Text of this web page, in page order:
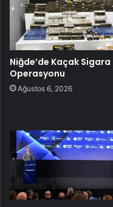
Niğde’de Kaçak Sigara
Operasyonu
Ağustos 6, 2026